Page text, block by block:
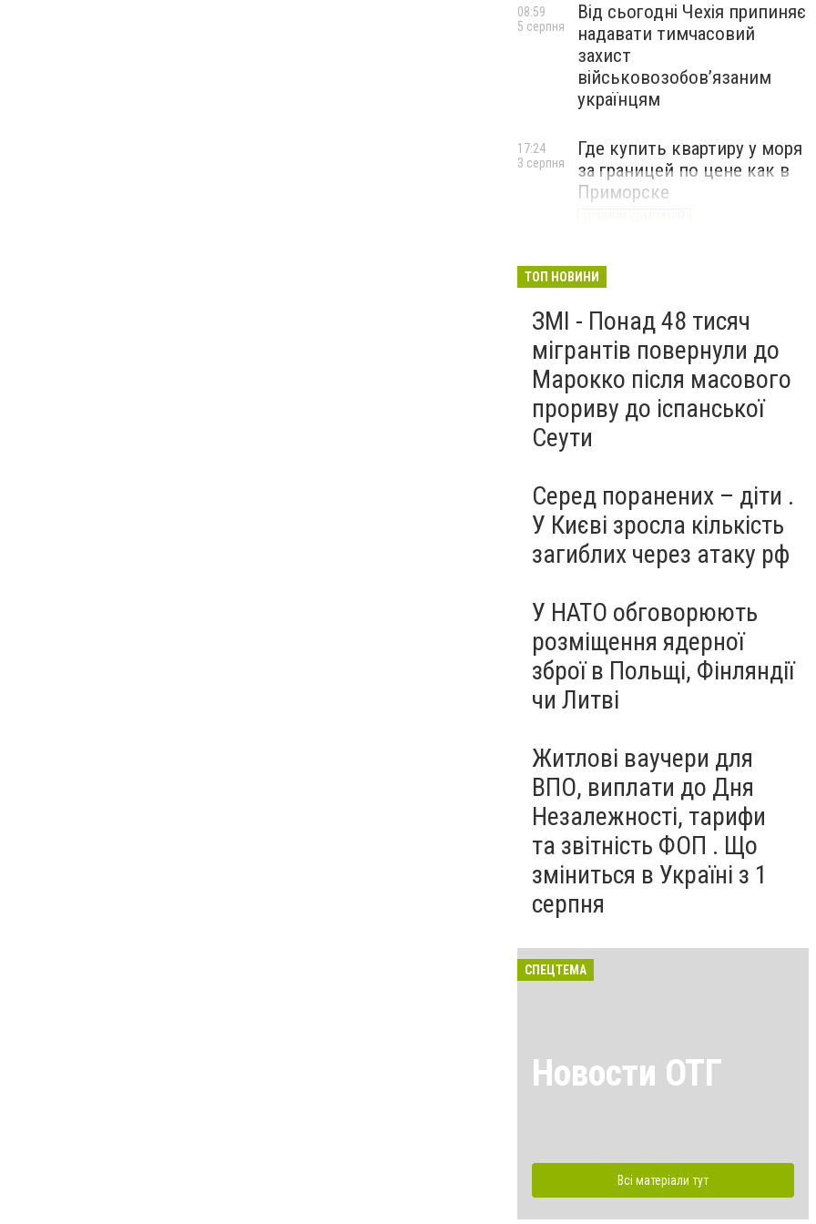
Від сьогодні Чехія припиняє
надавати тимчасовий
захист
військовозобов’язаним
українцям
08:59
5 серпня
Где купить квартиру у моря
за границей по цене как в
Приморске
17:24
3 серпня
ТОП НОВИНИ
ЗМІ - Понад 48 тисяч
мігрантів повернули до
Марокко після масового
прориву до іспанської
Сеути
Серед поранених – діти .
У Києві зросла кількість
загиблих через атаку рф
У НАТО обговорюють
розміщення ядерної
зброї в Польщі, Фінляндії
чи Литві
Житлові ваучери для
ВПО, виплати до Дня
Незалежності, тарифи
та звітність ФОП . Що
зміниться в Україні з 1
серпня
СПЕЦТЕМА
Новости ОТГ
Всі матеріали тут